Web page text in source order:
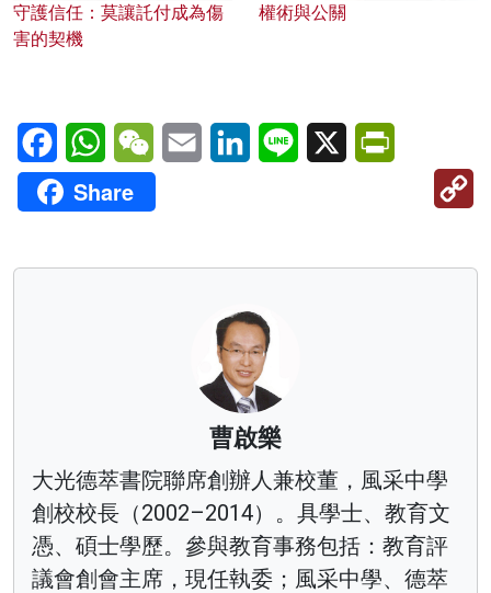
守護信任：莫讓託付成為傷
害的契機
權術與公關
FacebookWhatsAppWeChatEmail LinkedInLine X
Share
曹啟樂
大光德萃書院聯席創辦人兼校董，風采中學
創校校長（2002–2014）。具學士、教育文
憑、碩士學歷。參與教育事務包括：教育評
議會創會主席，現任執委；風采中學、德萃